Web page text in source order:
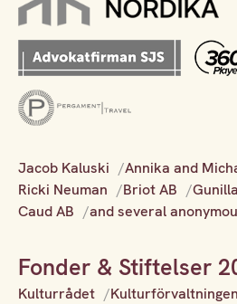
Jacob Kaluski
Annika and
Ricki Neuman
Briot AB
Caud AB
and several
Fonder & Stiftelser
Kulturrådet